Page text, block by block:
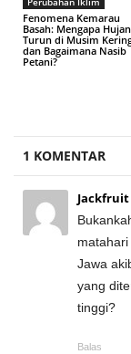
Fenomena Kemarau
Basah: Mengapa Hujan
Turun di Musim
dan Bagaimana Nasib
Petani?
1 KOMENTAR
Jawa
yang
tinggi?
Balas